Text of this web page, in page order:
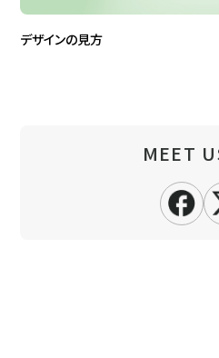
デザインの見方
MEET